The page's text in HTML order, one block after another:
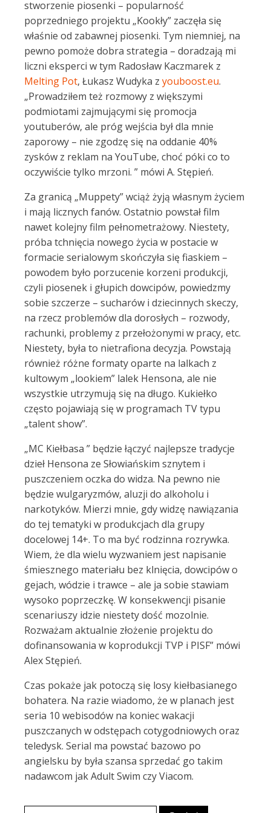
stworzenie piosenki – popularność
poprzedniego projektu „Kookły” zaczęła się
właśnie od zabawnej piosenki. Tym niemniej, na
pewno pomoże dobra strategia – doradzają mi
liczni eksperci w tym Radosław Kaczmarek z
Melting Pot, Łukasz Wudyka z youboost.eu.
„Prowadziłem też rozmowy z większymi
podmiotami zajmującymi się promocja
youtuberów, ale próg wejścia był dla mnie
zaporowy – nie zgodzę się na oddanie 40%
zysków z reklam na YouTube, choć póki co to
oczywiście tylko mrzoni. ” mówi A. Stępień.
Za granicą „Muppety” wciąż żyją własnym życiem
i mają licznych fanów. Ostatnio powstał film
nawet kolejny film pełnometrażowy. Niestety,
próba tchnięcia nowego życia w postacie w
formacie serialowym skończyła się fiaskiem –
powodem było porzucenie korzeni produkcji,
czyli piosenek i głupich dowcipów, powiedzmy
sobie szczerze – sucharów i dziecinnych skeczy,
na rzecz problemów dla dorosłych – rozwody,
rachunki, problemy z przełożonymi w pracy, etc.
Niestety, była to nietrafiona decyzja. Powstają
również różne formaty oparte na lalkach z
kultowym „lookiem” lalek Hensona, ale nie
wszystkie utrzymują się na długo. Kukiełko
często pojawiają się w programach TV typu
„talent show”.
„MC Kiełbasa ” będzie łączyć najlepsze tradycje
dzieł Hensona ze Słowiańskim sznytem i
puszczeniem oczka do widza. Na pewno nie
będzie wulgaryzmów, aluzji do alkoholu i
narkotyków. Mierzi mnie, gdy widzę nawiązania
do tej tematyki w produkcjach dla grupy
docelowej 14+. To ma być rodzinna rozrywka.
Wiem, że dla wielu wyzwaniem jest napisanie
śmiesznego materiału bez klnięcia, dowcipów o
gejach, wódzie i trawce – ale ja sobie stawiam
wysoko poprzeczkę. W konsekwencji pisanie
scenariuszy idzie niestety dość mozolnie.
Rozważam aktualnie złożenie projektu do
dofinansowania w koprodukcji TVP i PISF” mówi
Alex Stępień.
Czas pokaże jak potoczą się losy kiełbasianego
bohatera. Na razie wiadomo, że w planach jest
seria 10 webisodów na koniec wakacji
puszczanych w odstępach cotygodniowych oraz
teledysk. Serial ma powstać bazowo po
angielsku by była szansa sprzedać go takim
nadawcom jak Adult Swim czy Viacom.